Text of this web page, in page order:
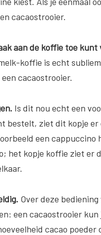
cacaostrooier.
aan de koffie toe kunt
koffie is echt
cacaostrooier.
Is dit nou echt een
bestelt, ziet dit kopje
een cappuccino
het kopje koffie ziet er
Over deze
een cacaostrooier
cacao poeder